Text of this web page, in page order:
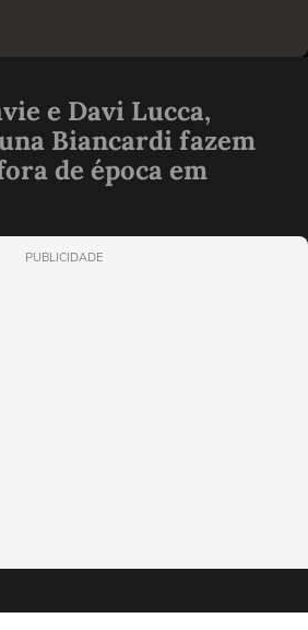
e Davi Lucca,
Biancardi fazem
de época em
PUBLICIDADE